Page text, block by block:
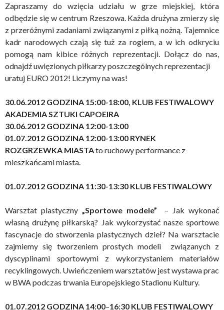
Zapraszamy do wzięcia udziału w grze miejskiej, która
odbędzie się w centrum Rzeszowa. Każda drużyna zmierzy się
z przeróżnymi zadaniami związanymi z piłką nożną. Tajemnice
kadr narodowych czają się tuż za rogiem, a w ich odkryciu
pomogą nam kibice różnych reprezentacji. Dołącz do nas,
odnajdź uwięzionych piłkarzy poszczególnych reprezentacji
uratuj EURO 2012! Liczymy na was!
30.06.2012 GODZINA 15:00-18:00, KLUB FESTIWALOWY
AKADEMIA SZTUKI CAPOEIRA
30.06.2012 GODZINA 12:00-13:00
01.07.2012 GODZINA 12:00-13:00 RYNEK
ROZGRZEWKA MIASTAto ruchowy performance z
mieszkańcami miasta.
01.07.2012 GODZINA 11:30-13:30 KLUB FESTIWALOWY
Warsztat plastyczny „Sportowe modele” – Jak wykonać
własną drużynę piłkarską? Jak wykorzystać nasze sportowe
fascynacje do stworzenia plastycznych dzieł? Na warsztacie
zajmiemy się tworzeniem prostych modeli związanych z
dyscyplinami sportowymi z wykorzystaniem materiałów
recyklingowych. Uwieńczeniem warsztatów jest wystawa prac
w BWA podczas trwania Europejskiego Stadionu Kultury.
01.07.2012 GODZINA 14:00–16:30 KLUB FESTIWALOWY